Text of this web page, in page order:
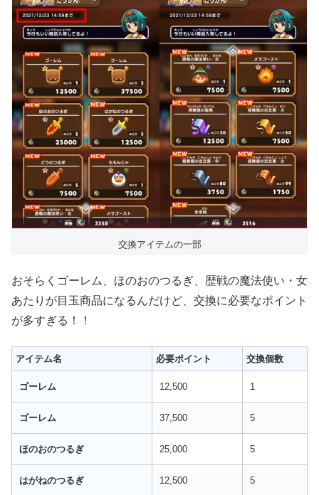
交換アイテムの一部
おそらくゴーレム、ほのおのつるぎ、歴戦の魔法使い・女
あたりが目玉商品になるんだけど、交換に必要なポイント
が多すぎる！！
アイテム名 必要ポイント 交換個数
ゴーレム 12,500 1
ゴーレム 37,500 5
ほのおのつるぎ 25,000 5
はがねのつるぎ 12,500 5